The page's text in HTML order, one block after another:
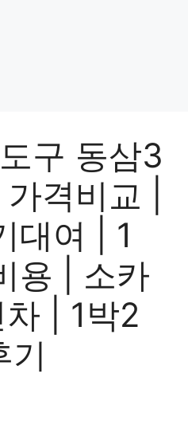
구 동삼3
격비교 |
대여 | 1
용 | 소카
차 | 1박2
기